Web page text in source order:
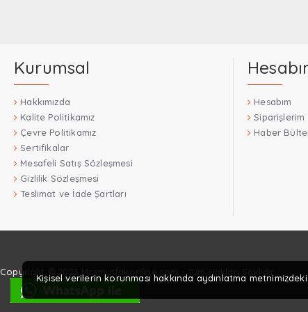
Kurumsal
Hakkımızda
Kalite Politikamız
Çevre Politikamız
Sertifikalar
Mesafeli Satış Sözleşmesi
Gizlilik Sözleşmesi
Teslimat ve İade Şartları
Hesabım
Siparişlerim
Haber
Copyright © 2023 Mcsmutfakonline.com - Tüm Hakları Saklıdır.
Kişisel verilerin korunması hakkında aydınlatma